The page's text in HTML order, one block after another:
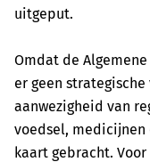
uitgeput.
Omdat de
er geen
aanwezigheid van
voedsel,
kaart gebracht.